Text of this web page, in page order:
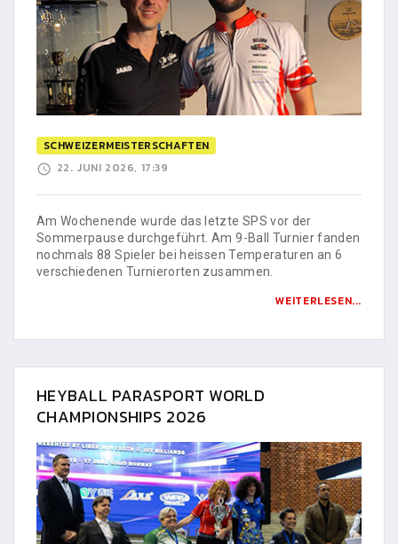
SCHWEIZERMEISTERSCHAFTEN
22. JUNI 2026, 17:39
Am Wochenende wurde das letzte SPS vor der
Sommerpause durchgeführt. Am 9-Ball Turnier fanden
nochmals 88 Spieler bei heissen Temperaturen an 6
verschiedenen Turnierorten zusammen.
WEITERLESEN...
HEYBALL PARASPORT WORLD
CHAMPIONSHIPS 2026